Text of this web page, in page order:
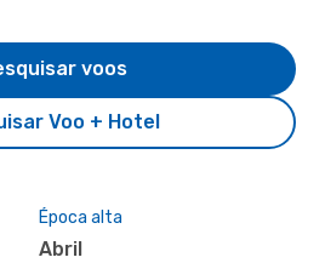
Voo + Hotel
voos
Época alta
abril